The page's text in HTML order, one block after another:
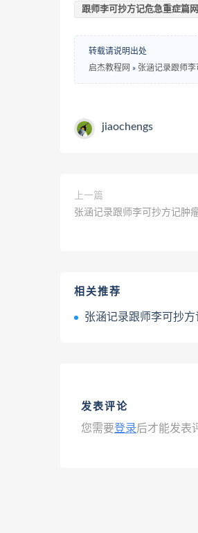
跟师李可抄方记危急重症篇
转载请说明出处
启杰教程网 » 张涵记录跟师
jiaochengs
上一篇
张涵记录跟师李可抄方记肿
相关推荐
张涵记录跟师李可抄方记肿
发表评论
您需要登录后才能发表